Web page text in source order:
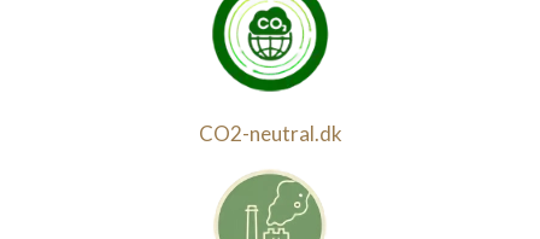
CO2-neutral.dk